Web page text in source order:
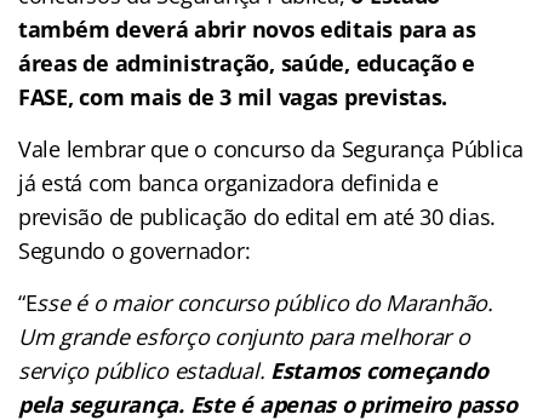
também deverá abrir novos editais para as
áreas de administração, saúde, educação e
FASE, com mais de 3 mil vagas previstas.
Vale lembrar que o concurso da Segurança Pública
já está com banca organizadora definida e
previsão de publicação do edital em até 30 dias.
Segundo o governador:
“Esse é o maior concurso público do Maranhão.
Um grande esforço conjunto para melhorar o
serviço público estadual. Estamos começando
pela segurança. Este é apenas o primeiro passo